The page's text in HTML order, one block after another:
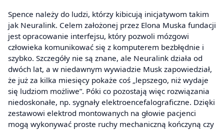
Spence należy do ludzi, którzy kibicują inicjatywom takim
jak Neuralink. Celem założonej przez Elona Muska fundacji
jest opracowanie interfejsu, który pozwoli mózgowi
człowieka komunikować się z komputerem bezbłędnie i
szybko. Szczegóły nie są znane, ale Neuralink działa od
dwóch lat, a w niedawnym wywiadzie Musk zapowiedział,
że już za kilka miesięcy pokaże coś „lepszego, niż wydaje
się ludziom możliwe”. Póki co pozostają więc rozwiązania
niedoskonałe, np. sygnały elektroencefalograficzne. Dzięki
zestawowi elektrod montowanych na głowie pacjenci
mogą wykonywać proste ruchy mechaniczną kończyną czy